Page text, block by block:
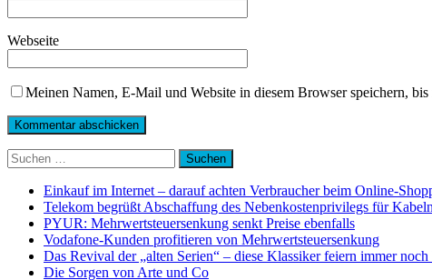
Webseite
Meinen Namen, E-Mail und Website in diesem Browser speichern,
Suchen
nach:
Einkauf im Internet – darauf achten Verbraucher beim Online-
Telekom begrüßt Abschaffung des Nebenkostenprivilegs für
PYUR: Mehrwertsteuersenkung senkt Preise ebenfalls
Vodafone-Kunden profitieren von Mehrwertsteuersenkung
Das Revival der „alten Serien“ – diese Klassiker feiern immer
Die Sorgen von Arte und Co